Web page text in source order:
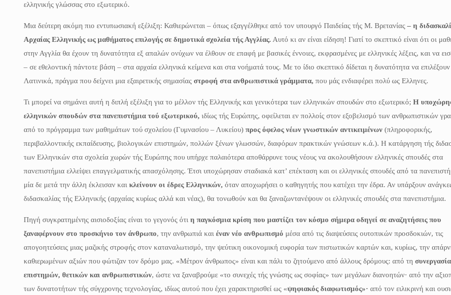
ελληνικής γλώσσας στο εξωτερικό.
Μια δεύτερη ακόμη πιο εντυπωσιακή εξέλιξη: Καθιερώνεται – όπως εξαγγέλθηκε από τον υπουργό Παιδείας τής Μ. Βρετανίας – η
Αρχαίας Ελληνικής ως μαθήματος επιλογής σε δημοτικά σχολεία τής Αγγλίας. Αυτό κι αν είναι είδηση! Γιατί το σκεπτικό είναι ότι οι
στην Αγγλία θα έχουν τη δυνατότητα εξ απαλών ονύχων να έλθουν σε επαφή με βασικές έννοιες, εκφρασμένες με ελληνικές λέξεις, και να
– σε εθελοντική πάντοτε βάση – στα αρχαία ελληνικά κείμενα και στα νοήματά τους. Με το ίδιο σκεπτικό δίδεται η δυνατότητα να
Λατινικά, πράγμα που δείχνει μια εξαιρετικής σημασίας στροφή στα ανθρωπιστικά γράμματα, που μάς ενδιαφέρει πολύ ως Ελληνες.
Τι μπορεί να σημάνει αυτή η διπλή εξέλιξη για το μέλλον τής Ελληνικής και γενικότερα των ελληνικών σπουδών στο εξωτερικό; Η
ελληνικών σπουδών στα πανεπιστήμια τού εξωτερικού, ιδίως τής Ευρώπης, οφείλεται εν πολλοίς στον εξοβελισμό των ανθρωπιστικών
από το πρόγραμμα των μαθημάτων τού σχολείου (Γυμνασίου – Λυκείου) προς όφελος νέων γνωστικών αντικειμένων(πληροφορικής,
περιβαλλοντικής εκπαίδευσης, βιολογικών επιστημών, πολλών ξένων γλωσσών, διαφόρων πρακτικών γνώσεων κ.ά.). Η κατάργηση τής
των Ελληνικών στα σχολεία χωρών τής Ευρώπης που υπήρχε παλαιότερα αποθάρρυνε τους νέους να ακολουθήσουν ελληνικές σπουδές στα
πανεπιστήμια ελλείψει επαγγελματικής απασχόλησης. Έτσι υποχώρησαν σταδιακά κατ’ επέκταση και οι ελληνικές σπουδές από τα
μία δε μετά την άλλη έκλεισαν και κλείνουν οι έδρες Ελληνικών, όταν αποχωρήσει ο καθηγητής που κατέχει την έδρα. Αν υπάρξουν
διδασκαλίας τής Ελληνικής (αρχαίας κυρίως αλλά και νέας), θα τονωθούν και θα ξαναζωντανέψουν οι ελληνικές σπουδές στα πανεπιστήμια.
Πηγή συγκρατημένης αισιοδοξίας είναι το γεγονός ότι η παγκόσμια κρίση που μαστίζει τον κόσμο σήμερα οδηγεί σε αναζητήσεις που
ξαναφέρνουν στο προσκήνιο τον άνθρωπο, την ανθρωπιά και έναν νέο ανθρωπισμό μέσα από τις διαψεύσεις ουτοπικών προσδοκιών, τις
απογοητεύσεις μιας μαζικής στροφής στον καταναλωτισμό, την ψεύτικη οικονομική ευφορία των πιστωτικών καρτών και, κυρίως, την
καθιερωμένων αξιών που φώτιζαν τον δρόμο μας. «Μέτρον άνθρωπος» είναι και πάλι το ζητούμενο από άλλους δρόμους: από τη
επιστημών, θετικών και ανθρωπιστικών, ώστε να ξαναβρούμε «το συνεχές τής γνώσης ως σοφίας» των μεγάλων διανοητών· από την
των δυνατοτήτων τής σύγχρονης τεχνολογίας, ιδίως αυτού που έχει χαρακτηρισθεί ως «ψηφιακός διαφωτισμός»· από τον ειλικρινή και